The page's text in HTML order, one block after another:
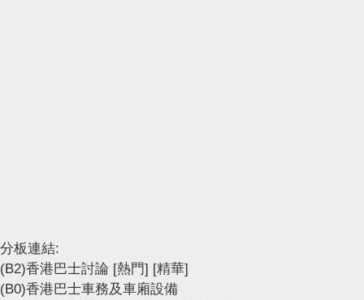
分板連結:
(B2)香港巴士討論 [熱門] [精華]
(B0)香港巴士車務及車廂設備